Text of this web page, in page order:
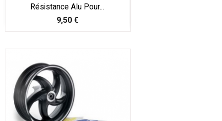
Résistance Alu Pour...
Prix
9,50 €